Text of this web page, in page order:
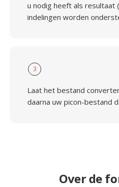
u nodig heeft als resultaat
indelingen worden
3
Laat het bestand
daarna uw picon-bestand
Over de